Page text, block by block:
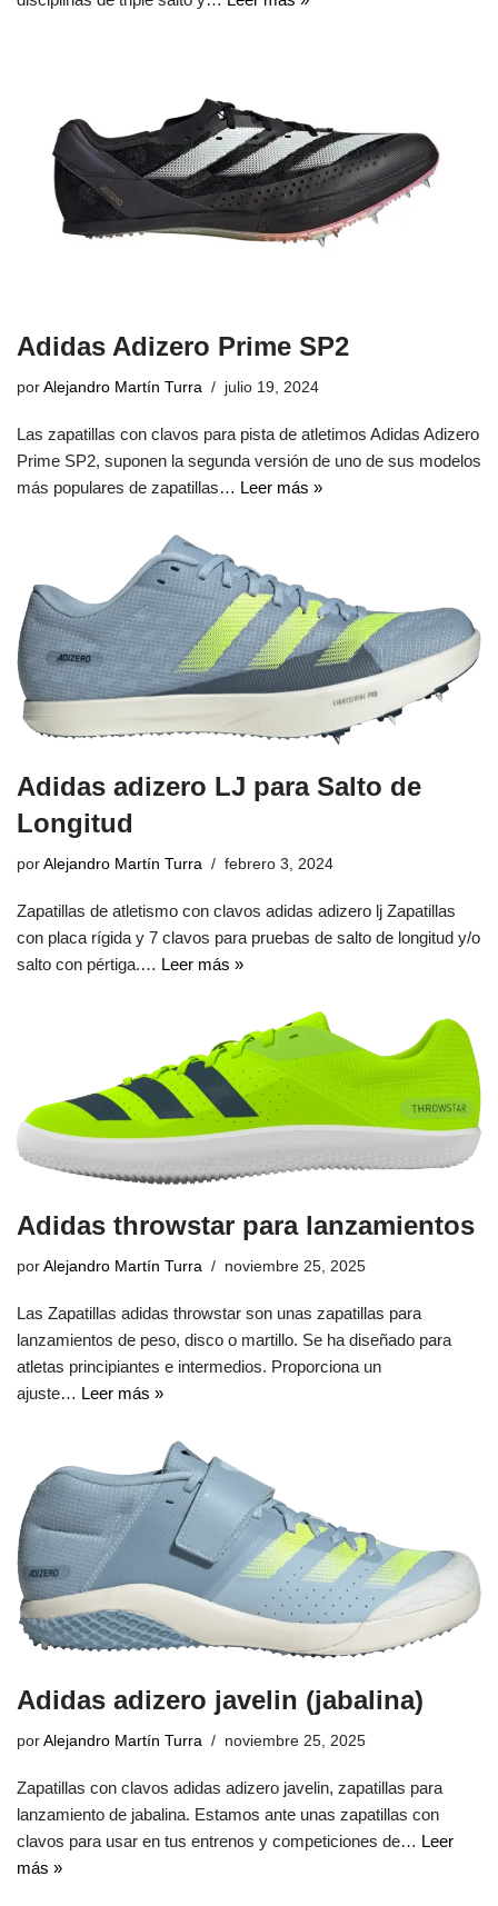
Adidas Adizero Prime SP2
por Alejandro Martín Turra julio 19, 2024
Las zapatillas con clavos para pista de atletimos Adidas Adizero
Prime SP2, suponen la segunda versión de uno de sus modelos
más populares de zapatillas… Leer más »
Adidas adizero LJ para Salto de
Longitud
por Alejandro Martín Turra febrero 3, 2024
Zapatillas de atletismo con clavos adidas adizero lj Zapatillas
con placa rígida y 7 clavos para pruebas de salto de longitud y/o
salto con pértiga.… Leer más »
Adidas throwstar para lanzamientos
por Alejandro Martín Turra noviembre 25, 2025
Las Zapatillas adidas throwstar son unas zapatillas para
lanzamientos de peso, disco o martillo. Se ha diseñado para
atletas principiantes e intermedios. Proporciona un
ajuste… Leer más »
Adidas adizero javelin (jabalina)
por Alejandro Martín Turra noviembre 25, 2025
Zapatillas con clavos adidas adizero javelin, zapatillas para
lanzamiento de jabalina. Estamos ante unas zapatillas con
clavos para usar en tus entrenos y competiciones de… Leer
más »